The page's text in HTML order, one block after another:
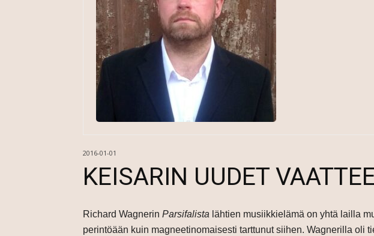
2016-01-01
KEISARIN UUDET
Richard Wagnerin Parsifalista lähtien musiikkielämä on yhtä lailla
perintöään kuin magneetinomaisesti tarttunut siihen. Wagnerilla oli